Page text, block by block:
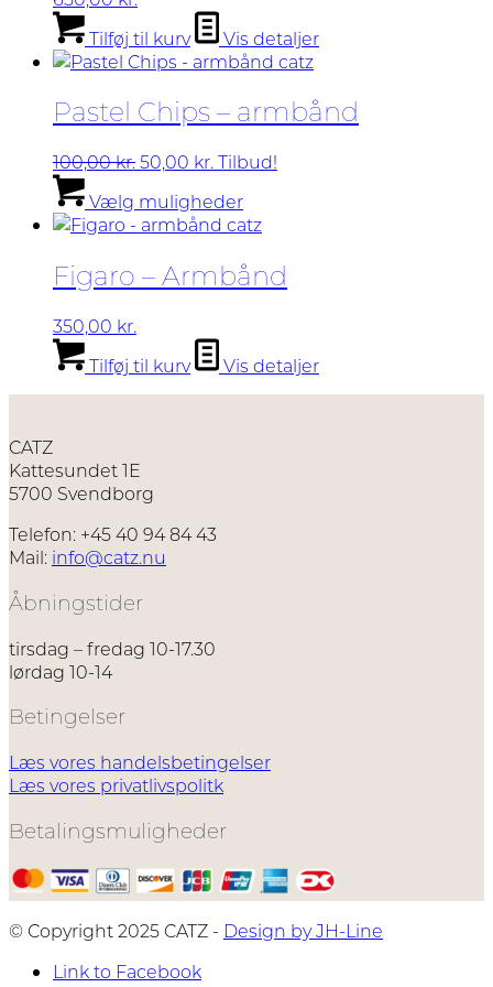
på
varesiden
Tilføj til kurv
Vis detaljer
Pastel Chips – armbånd
100,00kr.Den
pris
var:
50,00 kr.Den
pris
er:
Tilbud!
Vælg mulighedervare
har
varianter.
på
varesiden
Figaro – Armbånd
350,00 kr.
Tilføj til kurv
Vis detaljer
CATZ
Kattesundet 1E
5700 Svendborg
Telefon: +45 40 94 84 43
Mail: info@catz.nu
Åbningstider
tirsdag – fredag 10-17.30
lørdag 10-14
Betingelser
Læs vores handelsbetingelser
Læs vores privatlivspolitk
Betalingsmuligheder
© Copyright 2025 CATZ - Design by JH-Line
Link to Facebook